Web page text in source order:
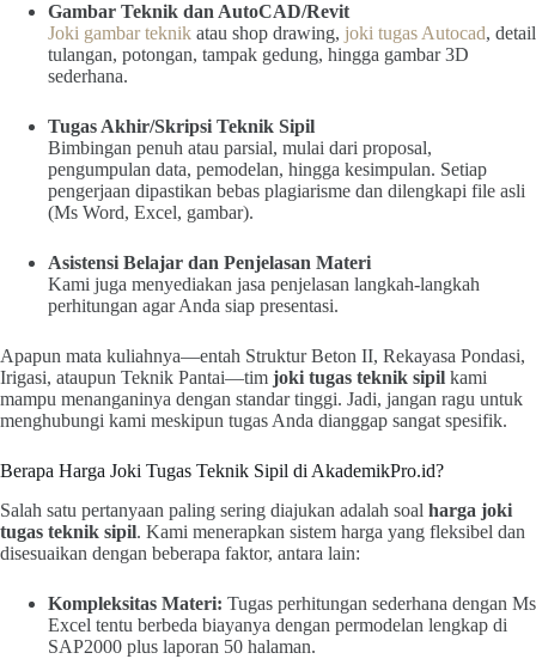
Gambar Teknik dan AutoCAD/Revit
Joki gambar teknik atau shop drawing, joki tugas Autocad, detail
tulangan, potongan, tampak gedung, hingga gambar 3D
sederhana.
Tugas Akhir/Skripsi Teknik Sipil
Bimbingan penuh atau parsial, mulai dari proposal,
pengumpulan data, pemodelan, hingga kesimpulan. Setiap
pengerjaan dipastikan bebas plagiarisme dan dilengkapi file asli
(Ms Word, Excel, gambar).
Asistensi Belajar dan Penjelasan Materi
Kami juga menyediakan jasa penjelasan langkah-langkah
perhitungan agar Anda siap presentasi.
Apapun mata kuliahnya—entah Struktur Beton II, Rekayasa Pondasi,
Irigasi, ataupun Teknik Pantai—tim joki tugas teknik sipil kami
mampu menanganinya dengan standar tinggi. Jadi, jangan ragu untuk
menghubungi kami meskipun tugas Anda dianggap sangat spesifik.
Berapa Harga Joki Tugas Teknik Sipil di AkademikPro.id?
Salah satu pertanyaan paling sering diajukan adalah soal harga joki
tugas teknik sipil. Kami menerapkan sistem harga yang fleksibel dan
disesuaikan dengan beberapa faktor, antara lain:
Kompleksitas Materi: Tugas perhitungan sederhana dengan Ms
Excel tentu berbeda biayanya dengan permodelan lengkap di
SAP2000 plus laporan 50 halaman.